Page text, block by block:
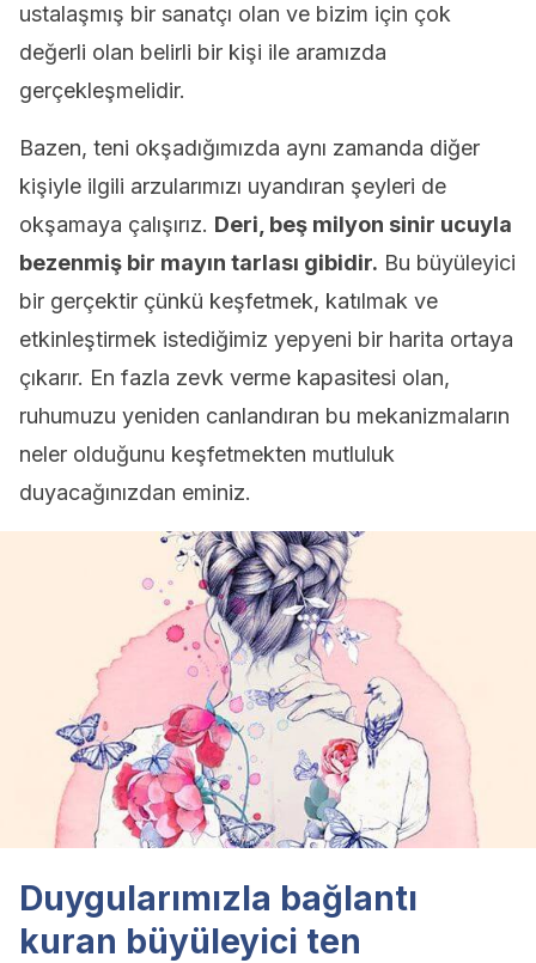
ustalaşmış bir sanatçı olan ve bizim için çok
değerli olan belirli bir kişi ile aramızda
gerçekleşmelidir.
Bazen, teni okşadığımızda aynı zamanda diğer
kişiyle ilgili arzularımızı uyandıran şeyleri de
okşamaya çalışırız. Deri, beş milyon sinir ucuyla
bezenmiş bir mayın tarlası gibidir. Bu büyüleyici
bir gerçektir çünkü keşfetmek, katılmak ve
etkinleştirmek istediğimiz yepyeni bir harita ortaya
çıkarır. En fazla zevk verme kapasitesi olan,
ruhumuzu yeniden canlandıran bu mekanizmaların
neler olduğunu keşfetmekten mutluluk
duyacağınızdan eminiz.
Duygularımızla bağlantı
kuran büyüleyici ten